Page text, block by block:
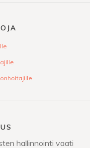
hallinnointi vaati